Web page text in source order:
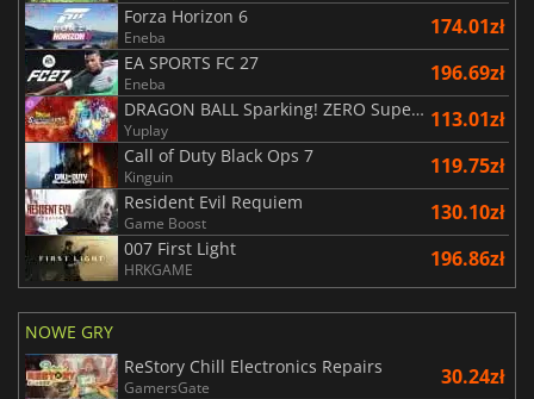
Forza Horizon 6
Eneba 174.01zł
EA SPORTS FC 27
Eneba 196.69zł
DRAGON BALL Sparking! ZERO Super Limit Breaking NEO
Yuplay 113.01zł
Call of Duty Black Ops 7
Kinguin 119.75zł
Resident Evil Requiem
Game Boost 130.10zł
007 First Light
HRKGAME 196.86zł
NOWE GRY
ReStory Chill Electronics Repairs
GamersGate 30.24zł